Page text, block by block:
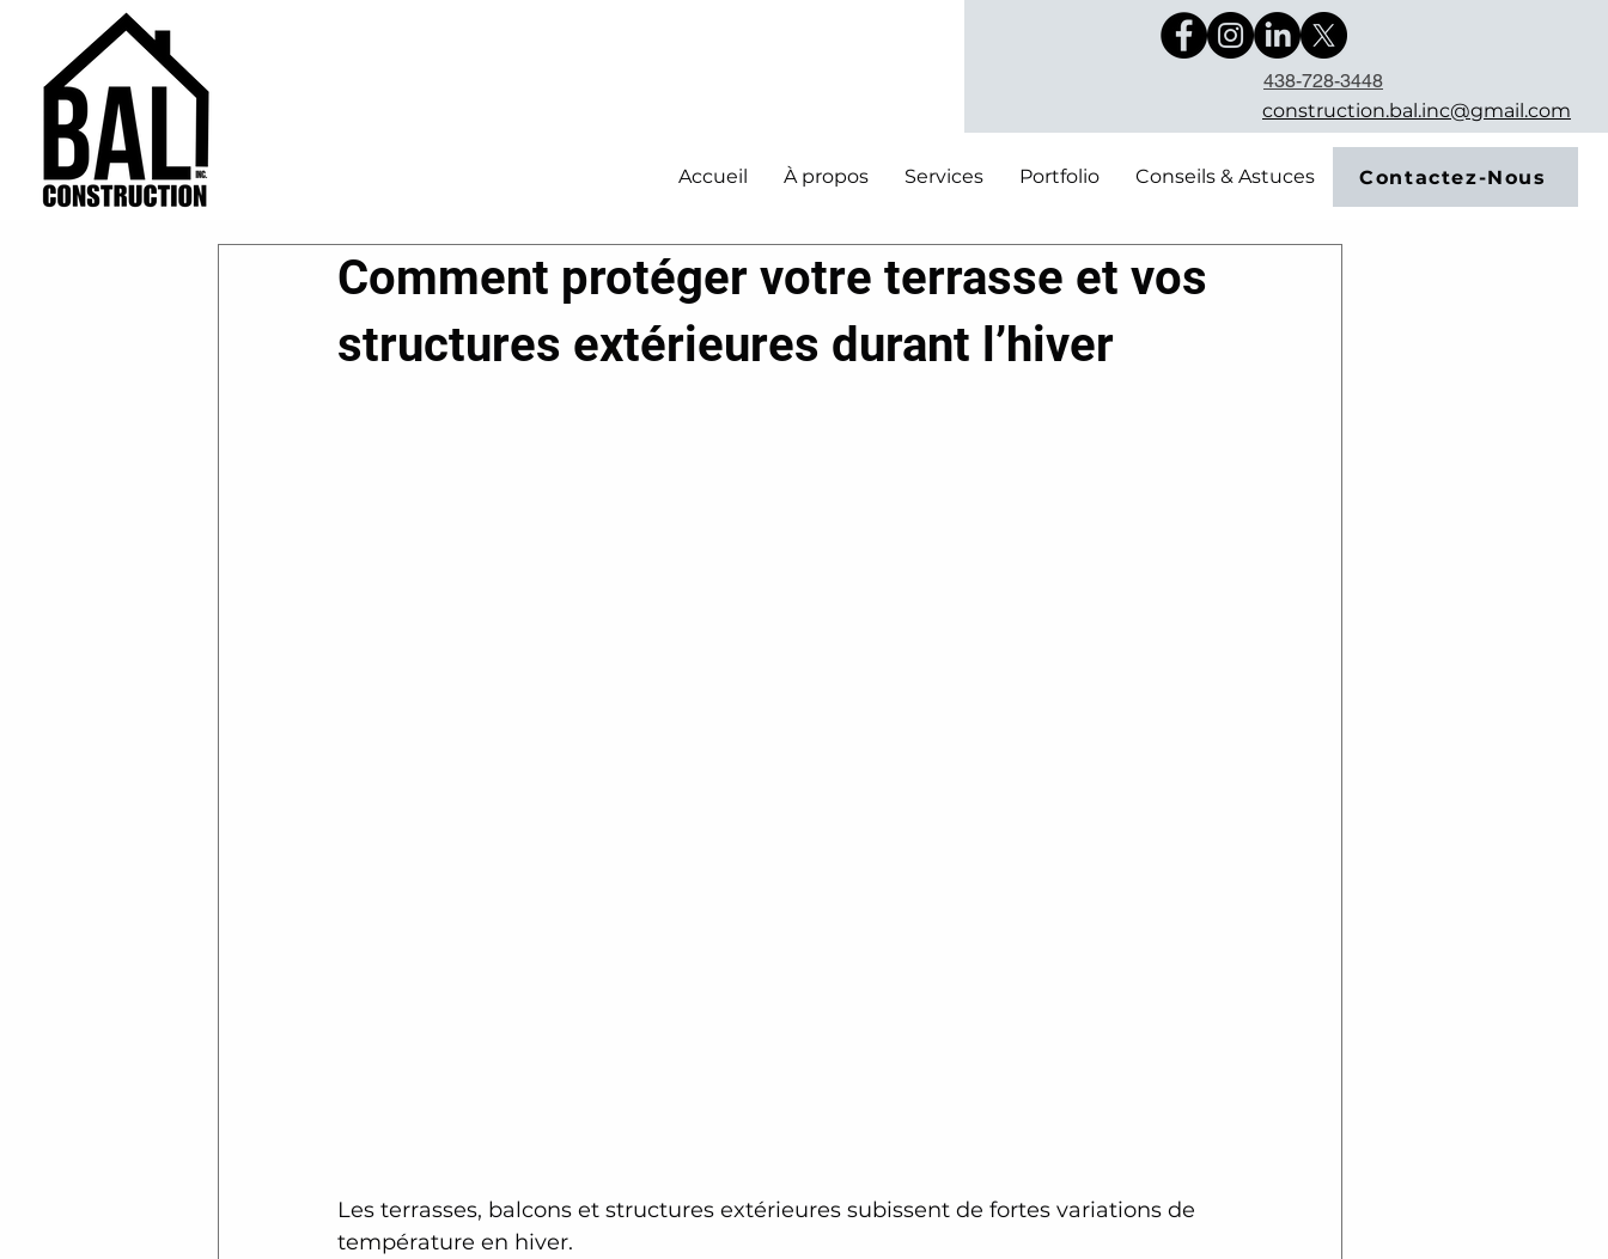
438-728-3448
construction.bal.inc@gmail.com
Accueil À propos Services Portfolio Conseils & Astuces Contactez-Nous
Comment protéger votre terrasse et vos
structures extérieures durant l’hiver
Les terrasses, balcons et structures extérieures subissent de fortes variations de
température en hiver.